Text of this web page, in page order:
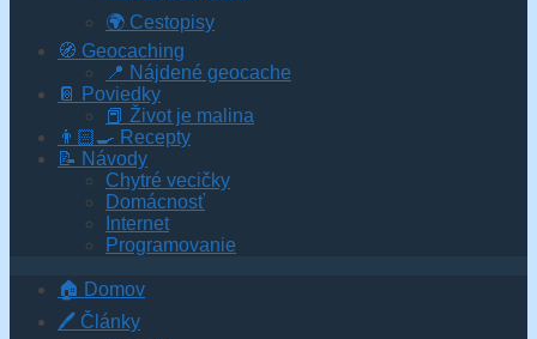
🌍 Cestopisy
🧭 Geocaching
📍 Nájdené geocache
📔 Poviedky
📕 Život je malina
👨🏻‍🍳 Recepty
📝 Návody
Chytré vecičky
Domácnosť
Internet
Programovanie
🏠 Domov
🖊️ Články